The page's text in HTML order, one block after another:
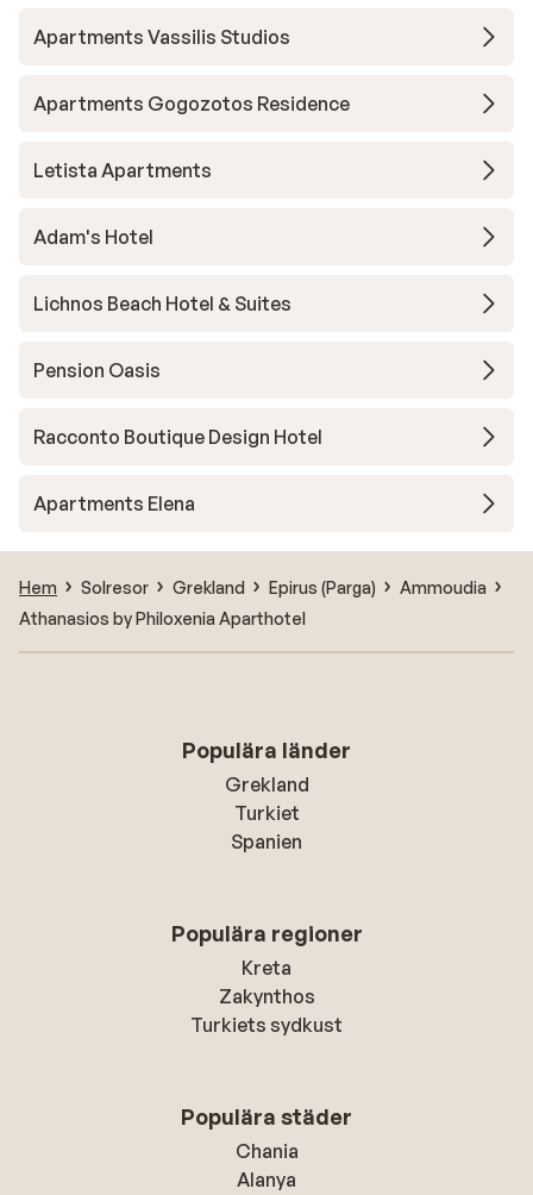
Apartments Vassilis Studios
Apartments Gogozotos Residence
Letista Apartments
Adam's Hotel
Lichnos Beach Hotel & Suites
Pension Oasis
Racconto Boutique Design Hotel
Apartments Elena
Hem Solresor Grekland Epirus (Parga)
Ammoudia
Athanasios by Philoxenia Aparthotel
Populära länder
Grekland
Turkiet
Spanien
Populära regioner
Kreta
Zakynthos
Turkiets sydkust
Populära städer
Chania
Alanya